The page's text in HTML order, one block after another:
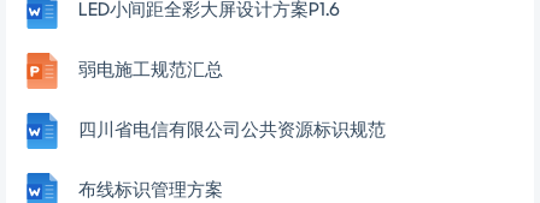
LED小间距全彩大屏设计方案P1.6
弱电施工规范汇总
四川省电信有限公司公共资源标识规范
布线标识管理方案